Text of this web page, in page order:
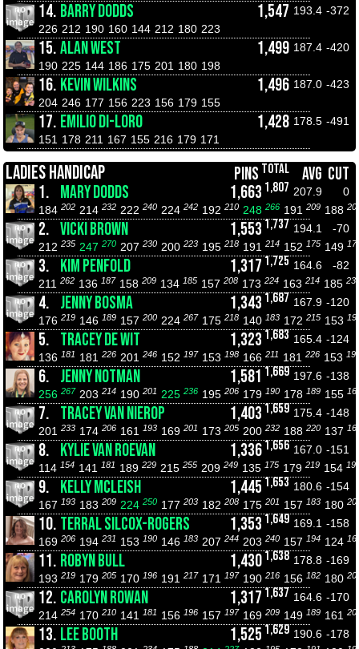
14. BARRY DODDS 1,547 193.4 -372
226 212 190 160 144 212 180 223
15.ALAN WEST 1,499 187.4 -420
190 225 144 186 175 201 180 198
16. KEVIN WILKINS 1,496 187.0 -423
204 246 177 156 223 156 179 155
17. EMILIO DI-LORO 1,428 178.5 -491
151 178 211 167 155 216 179 171
LADIES HANDICAP PINS TOTAL AVG CUT
1. MARY DODDS 1,663 1,807 207.9
0
184 202 214 232 222 240 224 242 192 210 248 266 191 209 188
2. VICKI BROWN 1,553 1,737 194.1
-70
212 235 247 270 207 230 200 223 195 218 191 214 152 175 149
3. KIM PENFOLD 1,317 1,725 164.6
-82
211 262 136 187 158 209 134 185 157 208 173 224 163 214 185
4. JENNY BOSMA 1,343 1,687 167.9 -120
176 219 146 189 157 200 224 267 175 218 140 183 172 215 153
5. TRACEY DE WIT 1,323 1,683 165.4 -124
136 181 181 226 201 246 152 197 153 198 166 211 181 226 153
6. JENNY NOTMAN 1,581 1,669 197.6 -138
256 267 203 214 190 201 225 236 195 206 179 190 178 189 155
7. TRACEY VAN NIEROP 1,403 1,659 175.4 -148
201 233 174 206 161 193 169 201 173 205 200 232 188 220 137
8. KYLIE VAN ROEVAN 1,3361,656 167.0 -151
114 154 141 181 189 229 215 255 209 249 135 175 179 219 154
9. KELLY MCLEISH 1,445 1,653 180.6 -154
167 193 183 209 224 250 177 203 182 208 175 201 157 183 180
10. TERRAL SILCOX-ROGERS 1,353 1,649 169.1 -158
169 206 194 231 153 190 146 183 207 244 203 240 157 194 124
11. ROBYN BULL 1,4301,638 178.8 -169
193 219 179 205 170 196 191 217 171 197 190 216 156 182 180
12. CAROLYN ROWAN 1,317 1,637 164.6 -170
214 254 170 210 141 181 156 196 157 197 169 209 149 189 161
13. LEE BOOTH 1,525 1,629 190.6 -178